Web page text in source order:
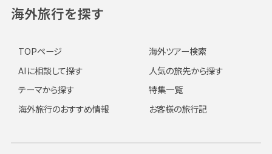
海外旅行を探す
TOPページ
海外ツアー検索
AIに相談して探す
人気の旅先から探す
テーマから探す
特集一覧
海外旅行のおすすめ情報
お客様の旅行記